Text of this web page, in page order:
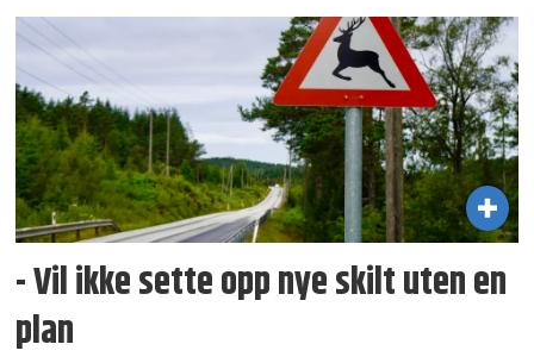
- Vil ikke sette opp nye skilt uten en
plan